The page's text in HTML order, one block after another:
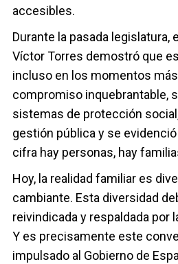
accesibles.
Durante la pasada legislatura,
Víctor Torres demostró que
incluso en los momentos
compromiso inquebrantable,
sistemas de protección
gestión pública y se
cifra hay personas, hay
Hoy, la realidad familiar es
cambiante. Esta diversidad
reivindicada y respaldada por
Y es precisamente este
impulsado al Gobierno de